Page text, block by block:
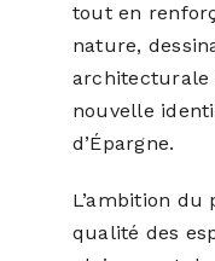
tout en
nature,
architecturale
nouvelle
d’Épargne.
L’ambition du
qualité des